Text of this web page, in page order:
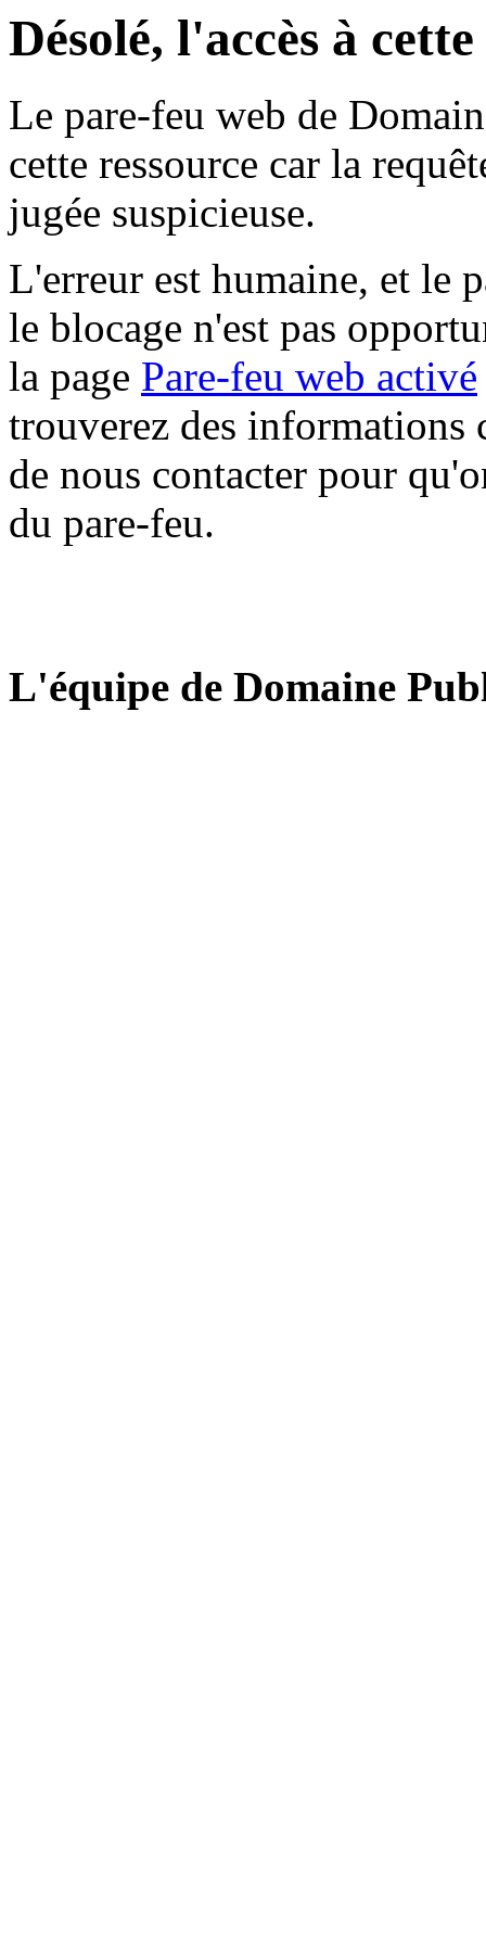
Désolé, l'accès à
Le pare-feu web de
cette ressource car la
jugée suspicieuse.
L'erreur est humaine, et le
le blocage n'est pas
la page Pare-feu web activé
trouverez des informations
de nous contacter pour
du pare-feu.
L'équipe de Domaine